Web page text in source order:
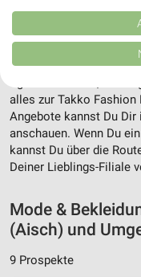
Adresse,
Takko Fashion
alles zur Takko
Angebote kannst Du
anschauen. Wenn Du
kannst Du über die
Deiner Lieblings-Filiale
Mode &
(Aisch) und
9 Prospekte
Kombinationen von Daten
Verbesserung der Angebote.
von Inhalten.
Daten können außerhalb der
Website/App.
Partnerliste anzeigen (1
Wir nutzen Ihre Daten für
IAB-Verarbeitungszwecke:
Speichern von oder
Verwendung
Werbeanzeigen
Erstellung von